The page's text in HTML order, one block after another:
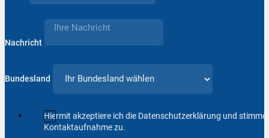
Nachricht
Bundesland
Hiermit akzeptiere ich die Datenschutzerklärung und
Kontaktaufnahme zu.